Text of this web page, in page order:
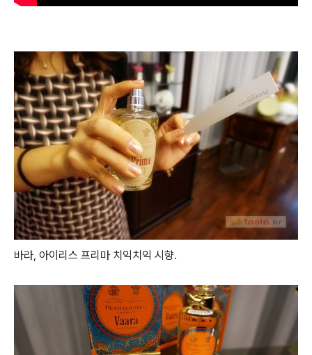
바라, 아이리스 프리마 치익치익 시향.